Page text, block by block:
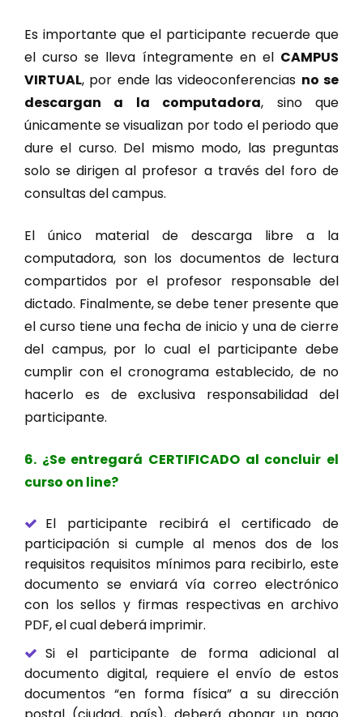
Es importante que el participante recuerde que
el curso se lleva íntegramente en el CAMPUS
VIRTUAL, por ende las videoconferencias no se
descargan a la computadora, sino que
únicamente se visualizan por todo el periodo que
dure el curso. Del mismo modo, las preguntas
solo se dirigen al profesor a través del foro de
consultas del campus.
El único material de descarga libre a la
computadora, son los documentos de lectura
compartidos por el profesor responsable del
dictado. Finalmente, se debe tener presente que
el curso tiene una fecha de inicio y una de cierre
del campus, por lo cual el participante debe
cumplir con el cronograma establecido, de no
hacerlo es de exclusiva responsabilidad del
participante.
6. ¿Se entregará CERTIFICADO al concluir el
curso on line?
El participante recibirá el certificado de
participación si cumple al menos dos de los
requisitos requisitos mínimos para recibirlo, este
documento se enviará vía correo electrónico
con los sellos y firmas respectivas en archivo
PDF, el cual deberá imprimir.
Si el participante de forma adicional al
documento digital, requiere el envío de estos
documentos “en forma física” a su dirección